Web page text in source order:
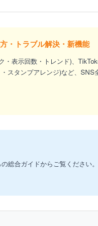
・トラブル解決・新機能
表示回数・トレンド)、
スタンプアレンジ)など、
総合ガイドからご覧ください。